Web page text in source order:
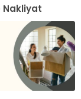
Nakliyat